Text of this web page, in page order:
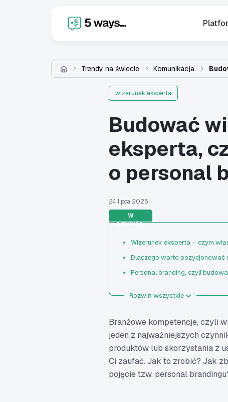
Trendy na świecie Komunikacja
wizerunek eksperta
Budować
eksperta,
o personal
24 lipca 2025
W
artykule:
Wizerunek eksperta – czym
Dlaczego warto pozycjonować
Personal branding, czyli
Otwórz kanał na YouTube
Organizuj webinary
Współpracuj z innymi
Udzielaj się na branżowych
Wyjdź poza internet –
Rozwiń wszystkie
Branżowe kompetencje, czyli
jeden z najważniejszych
produktów lub skorzystania z
Ci zaufać. Jak to zrobić? Jak
pojęcie tzw. personal